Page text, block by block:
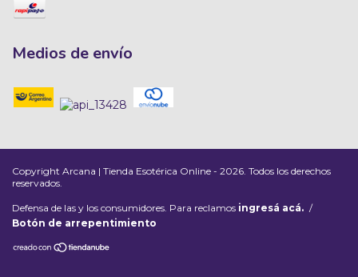
Medios de envío
Copyright Arcana | Tienda Esotérica Online - 2026. Todos los derechos
reservados.
Defensa de las y los consumidores. Para reclamos ingresá acá. /
Botón de arrepentimiento